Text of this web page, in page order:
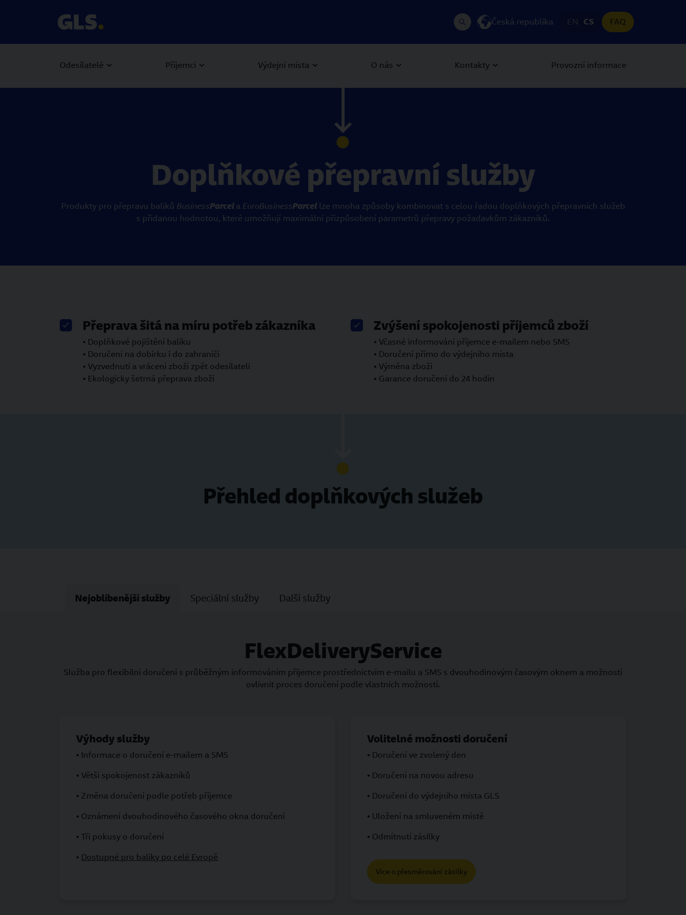
Česká republika EN CS FAQ
Odesílatelé Příjemci Výdejní místa O nás Kontakty Provozní informace
Doplňkové přepravní služby
Produkty pro přepravu balíků BusinessParcela EuroBusinessParcel lze mnoha způsoby kombinovat s celou řadou doplňkových přepravních služeb
s přidanou hodnotou, které umožňují maximální přizpůsobení parametrů přepravy požadavkům zákazníků.
Přeprava šitá na míru potřeb zákazníka
• Doplňkové pojištění balíku
• Doručení na dobírku i do zahraničí
• Vyzvednutí a vrácení zboží zpět odesílateli
• Ekologicky šetrná přeprava zboží
Zvýšení spokojenosti příjemců zboží
• Včasné informování příjemce e-mailem nebo SMS
• Doručení přímo do výdejního místa
• Výměna zboží
• Garance doručení do 24 hodin
Přehled doplňkových služeb
Nejoblíbenější služby Speciální služby Další služby
FlexDeliveryService
Služba pro flexibilní doručení s průběžným informováním příjemce prostřednictvím e-mailu a SMS s dvouhodinovým časovým oknem a možností
ovlivnit proces doručení podle vlastních možností.
Výhody služby
• Informace o doručení e-mailem a SMS
• Větší spokojenost zákazníků
• Změna doručení podle potřeb příjemce
• Oznámení dvouhodinového časového okna doručení
• Tři pokusy o doručení
• Dostupné pro balíky po celé Evropě
Volitelné možnosti doručení
• Doručení ve zvolený den
• Doručení na novou adresu
• Doručení do výdejního místa GLS
• Uložení na smluveném místě
• Odmítnutí zásilky
Více o přesměrování zásilky